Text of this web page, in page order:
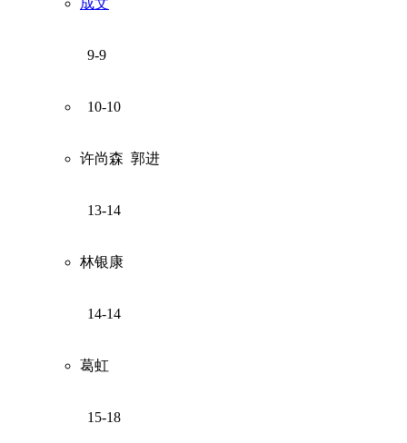
成文
9-9
10-10
许尚森 郭进
13-14
林银康
14-14
葛虹
15-18